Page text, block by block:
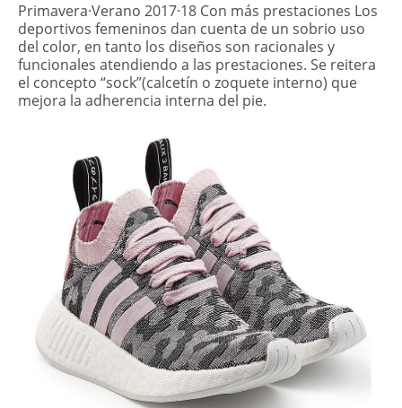
Primavera·Verano 2017·18 Con más prestaciones Los
deportivos femeninos dan cuenta de un sobrio uso
del color, en tanto los diseños son racionales y
funcionales atendiendo a las prestaciones. Se reitera
el concepto “sock”(calcetín o zoquete interno) que
mejora la adherencia interna del pie.